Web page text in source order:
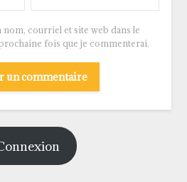
courriel et site web dans le
fois que je commenterai.